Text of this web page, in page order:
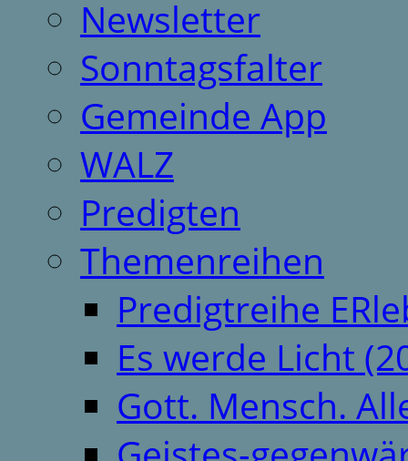
Newsletter
Sonntagsfalter
Gemeinde App
WALZ
Predigten
Themenreihen
Predigtreihe
Es werde Licht
Gott. Mensch.